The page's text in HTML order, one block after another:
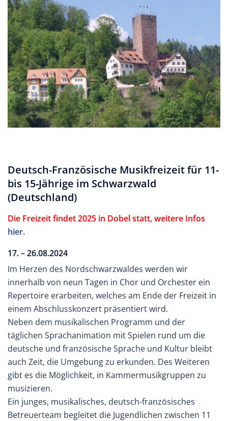
Deutsch-Französische Musikfreizeit für 11-
bis 15-Jährige im Schwarzwald
(Deutschland)
Die Freizeit findet 2025 in Dobel statt, weitere Infos
hier.
17. – 26.08.2024
Im Herzen des Nordschwarzwaldes werden wir
innerhalb von neun Tagen in Chor und Orchester ein
Repertoire erarbeiten, welches am Ende der Freizeit in
einem Abschlusskonzert präsentiert wird.
Neben dem musikalischen Programm und der
täglichen Sprachanimation mit Spielen rund um die
deutsche und französische Sprache und Kultur bleibt
auch Zeit, die Umgebung zu erkunden. Des Weiteren
gibt es die Möglichkeit, in Kammermusikgruppen zu
musizieren.
Ein junges, musikalisches, deutsch-französisches
Betreuerteam begleitet die Jugendlichen zwischen 11